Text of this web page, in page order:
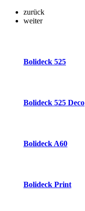
zurück
weiter
Bolideck 525
Bolideck 525 Deco
Bolideck A60
Bolideck Print